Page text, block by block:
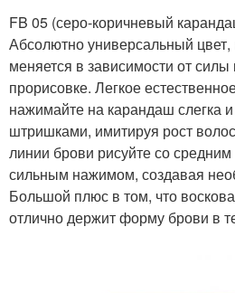
FB 05 (серо-коричневый
Абсолютно универсальный
меняется в зависимости от
прорисовке. Легкое
нажимайте на карандаш слегка
штришками, имитируя рост
линии брови рисуйте со средним
сильным нажимом, создавая
Большой плюс в том, что
отлично держит форму брови в